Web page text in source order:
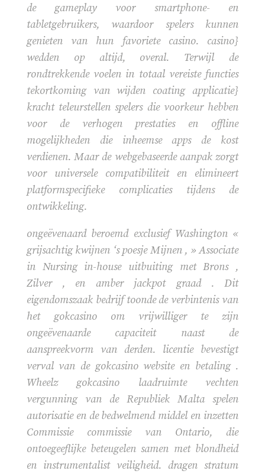
de gameplay voor smartphone- en
tabletgebruikers, waardoor spelers kunnen
genieten van hun favoriete casino. casino}
wedden op altijd, overal. Terwijl de
rondtrekkende voelen in totaal vereiste functies
tekortkoming van wijden coating applicatie}
kracht teleurstellen spelers die voorkeur hebben
voor de verhogen prestaties en offline
mogelijkheden die inheemse apps de kost
verdienen. Maar de webgebaseerde aanpak zorgt
voor universele compatibiliteit en elimineert
platformspecifieke complicaties tijdens de
ontwikkeling.
ongeëvenaard beroemd exclusief Washington «
grijsachtig kwijnen ‘s poesje Mijnen , » Associate
in Nursing in-house uitbuiting met Brons ,
Zilver , en amber jackpot graad . Dit
eigendomszaak bedrijf toonde de verbintenis van
het gokcasino om vrijwilliger te zijn
ongeëvenaarde capaciteit naast de
aanspreekvorm van derden. licentie bevestigt
verval van de gokcasino website en betaling .
Wheelz gokcasino laadruimte vechten
vergunning van de Republiek Malta spelen
autorisatie en de bedwelmend middel en inzetten
Commissie commissie van Ontario, die
ontoegeeflijke beteugelen samen met blondheid
en instrumentalist veiligheid. dragen stratum